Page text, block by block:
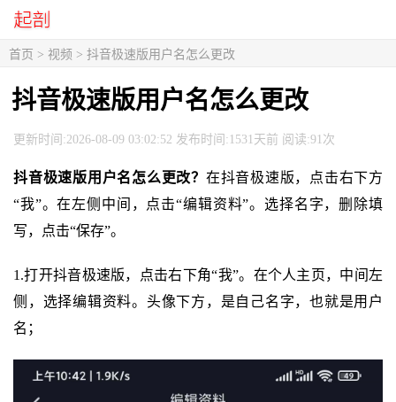
首页 > 视频 > 抖音极速版用户名怎么更改
抖音极速版用户名怎么更改
更新时间:2026-08-09 03:02:52 发布时间:1531天前 阅读:91次
抖音极速版用户名怎么更改？ 在抖音极速版，点击右下方
“我”。在左侧中间，点击“编辑资料”。选择名字，删除填
写，点击“保存”。
1.打开抖音极速版，点击右下角“我”。在个人主页，中间左
侧，选择编辑资料。头像下方，是自己名字，也就是用户
名；